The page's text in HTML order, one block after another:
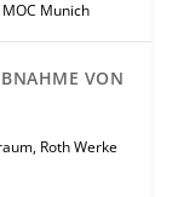
Munich
VON
Roth Werke